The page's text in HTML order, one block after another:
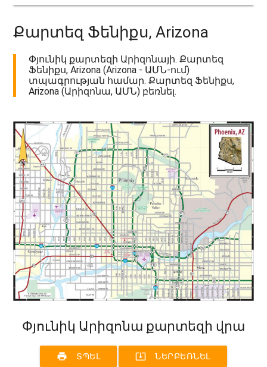
Քարտեզ Ֆենիքս, Arizona
Փյունիկ քարտեզի Արիզոնայի. Քարտեզ
Ֆենիքս, Arizona (Arizona - ԱՄՆ-ում)
տպագրության համար. Քարտեզ Ֆենիքս,
Arizona (Արիզոնա, ԱՄՆ) բեռնել.
Փյունիկ Արիզոնա քարտեզի վրա
print ՏՊԵԼ system_update_alt ՆԵՐԲԵՌՆԵԼ